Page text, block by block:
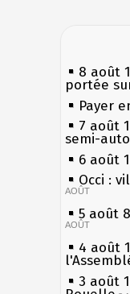
8 août
portée
Payer
7 août
semi-
6 août
Occi :
AOÛT
5 août
AOÛT
4 août
3 août